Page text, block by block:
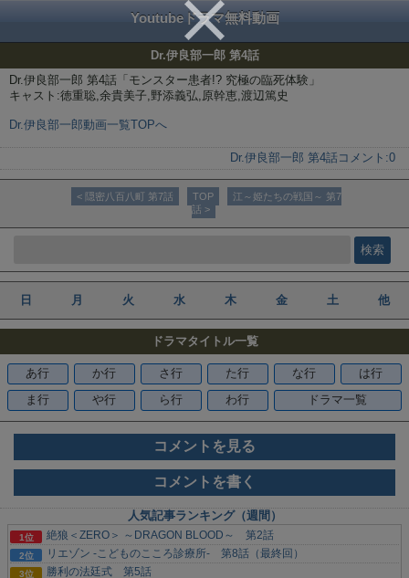
Youtubeドラマ無料動画
Dr.伊良部一郎 第4話
Dr.伊良部一郎 第4話「モンスター患者!? 究極の臨死体験」
キャスト:徳重聡,余貴美子,野添義弘,原幹恵,渡辺篤史
Dr.伊良部一郎動画一覧TOPへ
Dr.伊良部一郎 第4話 コメント:0
< 隠密八百八町 第7話 TOP
江～姫たちの戦国～ 第7
話 >
日 月 火 水 木 金 土 他
ドラマタイトル一覧
あ行 か行 さ行 た行 な行
は行
ま行
や行 ら行 わ行 ドラマ一覧
コメントを見る
コメントを書く
人気記事ランキング（週間）
絶狼＜ZERO＞ ～DRAGON BLOOD～ 第2話
リエゾン -こどものこころ診療所- 第8話（最終回）
勝利の法廷式 第5話